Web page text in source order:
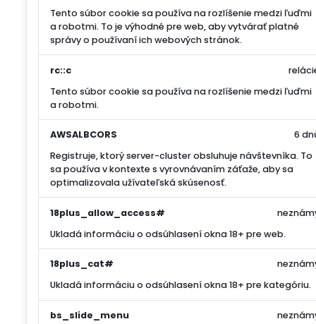
Tento súbor cookie sa používa na rozlíšenie medzi ľuďmi
a robotmi. To je výhodné pre web, aby vytvárať platné
správy o používaní ich webových stránok.
rc::c
Tento súbor cookie sa používa na rozlíšenie medzi ľuďmi
a robotmi.
AWSALBCORS
Registruje, ktorý server-cluster obsluhuje návštevníka. To
sa používa v kontexte s vyrovnávaním záťaže, aby sa
optimalizovala užívateľská skúsenosť.
6
18plus_allow_access#
Ukladá informáciu o odsúhlasení okna 18+ pre web.
18plus_cat#
Ukladá informáciu o odsúhlasení okna 18+ pre kategóriu.
bs_slide_menu